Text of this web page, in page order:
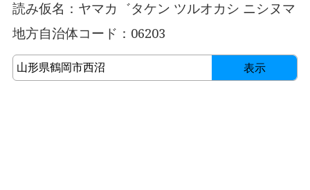
読み仮名：ヤマカ゛タケン ツルオカシ ニシヌマ
地方自治体コード：06203
表示